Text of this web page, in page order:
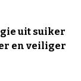
uit suiker
en veiliger